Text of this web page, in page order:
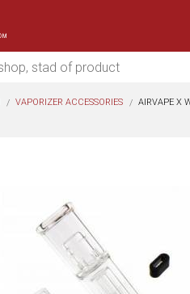
VAPORIZER ACCESSORIES AIRVAPE X